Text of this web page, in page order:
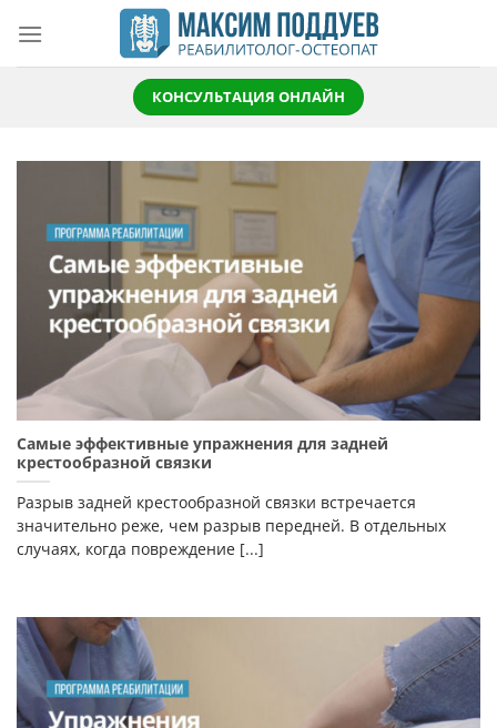
content
КОНСУЛЬТАЦИЯ ОНЛАЙН
Самые эффективные упражнения для задней
крестообразной связки
Разрыв задней крестообразной связки встречается
значительно реже, чем разрыв передней. В отдельных
случаях, когда повреждение [...]